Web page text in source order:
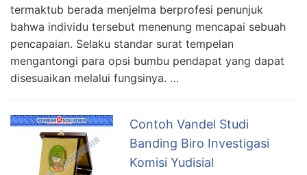
termaktub berada menjelma berprofesi penunjuk
bahwa individu tersebut menenung mencapai sebuah
pencapaian. Selaku standar surat tempelan
mengantongi para opsi bumbu pendapat yang dapat
disesuaikan melalui fungsinya. …
Contoh Vandel Studi
Banding Biro Investigasi
Komisi Yudisial